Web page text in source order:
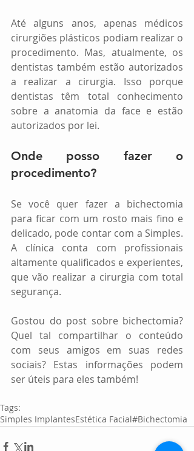
Até alguns anos, apenas médicos
cirurgiões plásticos podiam realizar o
procedimento. Mas, atualmente, os
dentistas também estão autorizados
a realizar a cirurgia. Isso porque
dentistas têm total conhecimento
sobre a anatomia da face e estão
autorizados por lei.
Onde posso fazer o
procedimento?
Se você quer fazer a bichectomia
para ficar com um rosto mais fino e
delicado, pode contar com a Simples.
A clínica conta com profissionais
altamente qualificados e experientes,
que vão realizar a cirurgia com total
segurança.
Gostou do post sobre bichectomia?
Quel tal compartilhar o conteúdo
com seus amigos em suas redes
sociais? Estas informações podem
ser úteis para eles também!
Tags:
Simples ImplantesEstética Facial#Bichectomia